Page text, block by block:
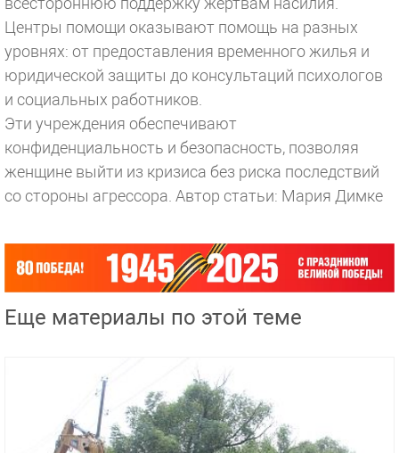
Центры помощи оказывают помощь на разных
уровнях: от предоставления временного жилья и
юридической защиты до консультаций психологов
и социальных работников.
Эти учреждения обеспечивают
конфиденциальность и безопасность, позволяя
женщине выйти из кризиса без риска последствий
со стороны агрессора. Автор статьи: Мария Димке
Еще материалы по этой теме